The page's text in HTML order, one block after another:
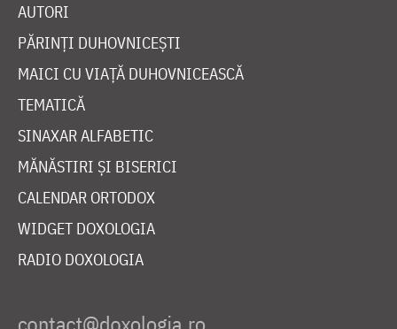
AUTORI
PĂRINȚI DUHOVNICEȘTI
MAICI CU VIAȚĂ DUHOVNICEASCĂ
TEMATICĂ
SINAXAR ALFABETIC
MĂNĂSTIRI ȘI BISERICI
CALENDAR ORTODOX
WIDGET DOXOLOGIA
RADIO DOXOLOGIA